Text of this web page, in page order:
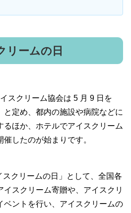
リームの日
スクリーム協会は 5 月 9 日を
と定め、都内の施設や病院などに
るほか、ホテルでアイスクリーム
したのが始まりです。
スクリームの日」として、全国各
スクリーム寄贈や、アイスクリ
ベントを行い、アイスクリームの